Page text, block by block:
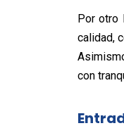
Por otro
calidad,
con